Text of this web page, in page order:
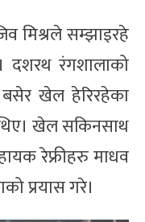
मिश्रले सम्झाइरहे
रंगशालाको
बसेर खेल हेरिरहेका
खेल सकिनसाथ
रेफ्रीहरु माधव
प्रयास गरे।